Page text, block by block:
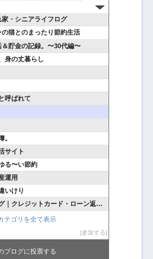
・シニアライフログ
猫とのまったり節約生活
＆貯金の記録。〜30代編〜
身の丈暮らし
呼ばれて
。
サイト
る〜い節約
運用
いけり
ジットカード・ローン返済で悩んでいる方へ
テゴリを全て表示
参加する
ブログに投票する